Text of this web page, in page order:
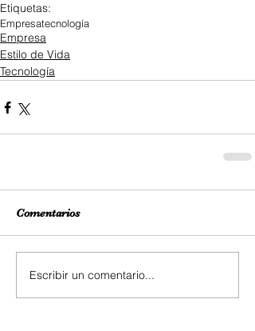
Etiquetas:
Empresatecnología
Empresa
Estilo de Vida
Tecnología
Comentarios
Escribir un comentario...